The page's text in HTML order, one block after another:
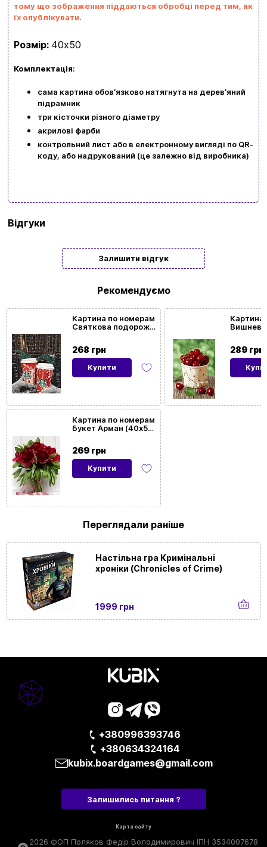
тому що зображення піддаються обробці перед тим, як
їх опублікувати.
Розмір: 40х50
Комплектація:
сама картина обовʼязково натягнута на деревʼяний
підрамник
три кісточки різного діаметру
акрилові фарби
контрольний лист або в електронному вигляді по QR-
коду, або надрукований (це залежно від виробника)
картини
40x50
Орієнтація
картини
Горизонтальна
Так
Відгуки
Залишити відгук
Рекомендуємо
268 грн
Картина по номерам
Святкова подорож
Купити
269 грн
Картина по номерам
Букет Арман (40х50
Купити
289 грн
Картина
Вишнева
Переглядали раніше
Настільна гра Кримінальні
хроніки (Chronicles of Crime)
1999 грн
+380996393746
+380634324164
kubix.boardgames@gmail.com
Залишились питання ?
Карта сайту
2026 ФОП Поляков Федір Володимирович ІПН 3534007678
+380634324164
Мова сайту: